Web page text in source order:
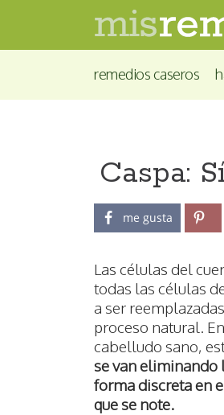
remedios caseros
Caspa:
me gusta
Las células del
todas las células
a ser
proceso natural.
cabelludo sano,
se van eliminando
forma discreta en
que se note.